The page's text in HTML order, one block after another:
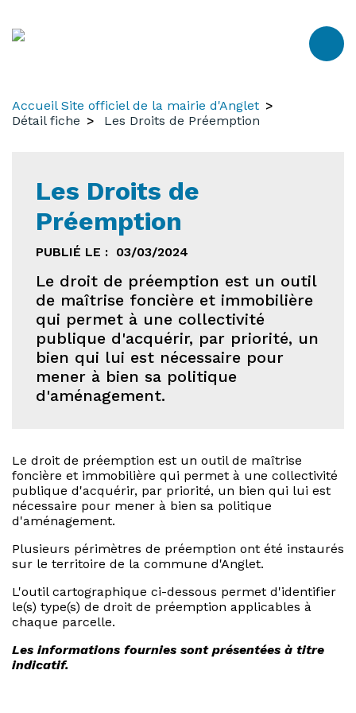
Accueil Site officiel de la mairie d'Anglet
Détail fiche
Les Droits de Préemption
Les Droits de
Préemption
PUBLIÉ LE : 03/03/2024
Le droit de préemption est un outil
de maîtrise foncière et immobilière
qui permet à une collectivité
publique d'acquérir, par priorité, un
bien qui lui est nécessaire pour
mener à bien sa politique
d'aménagement.
Le droit de préemption est un outil de maîtrise
foncière et immobilière qui permet à une collectivité
publique d'acquérir, par priorité, un bien qui lui est
nécessaire pour mener à bien sa politique
d'aménagement.
Plusieurs périmètres de préemption ont été instaurés
sur le territoire de la commune d'Anglet.
L'outil cartographique ci-dessous permet d'identifier
le(s) type(s) de droit de préemption applicables à
chaque parcelle.
Les informations fournies sont présentées à titre
indicatif.